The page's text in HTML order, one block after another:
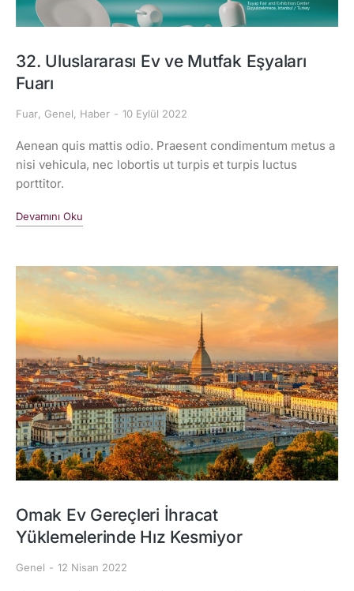
32. Uluslararası Ev ve Mutfak Eşyaları
Fuarı
Fuar, Genel, Haber 10 Eylül 2022
Aenean quis mattis odio. Praesent condimentum metus a
nisi vehicula, nec lobortis ut turpis et turpis luctus
porttitor.
Devamını Oku
Omak Ev Gereçleri İhracat
Yüklemelerinde Hız Kesmiyor
Genel 12 Nisan 2022